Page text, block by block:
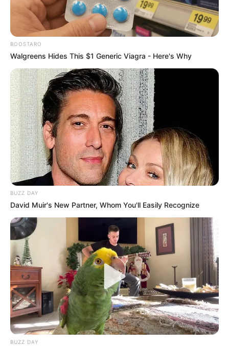
BOOSTARO
Walgreens Hides This $1 Generic Viagra - Here's Why
BUZZ DAY
David Muir's New Partner, Whom You'll Easily Recognize
BUZZ DAY